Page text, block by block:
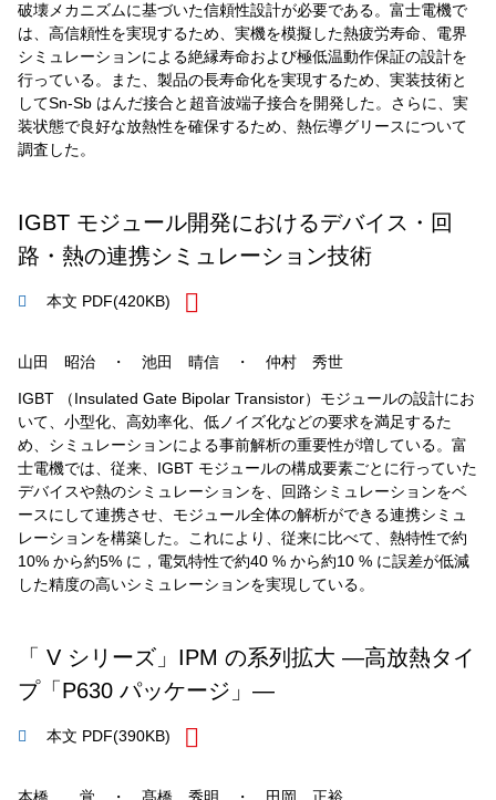
破壊メカニズムに基づいた信頼性設計が必要である。富士電機で
は、高信頼性を実現するため、実機を模擬した熱疲労寿命、電界
シミュレーションによる絶縁寿命および極低温動作保証の設計を
行っている。また、製品の長寿命化を実現するため、実装技術と
してSn-Sb はんだ接合と超音波端子接合を開発した。さらに、実
装状態で良好な放熱性を確保するため、熱伝導グリースについて
調査した。
IGBT モジュール開発におけるデバイス・回
路・熱の連携シミュレーション技術
本文 PDF(420KB)
山田 昭治 ・ 池田 晴信 ・ 仲村 秀世
IGBT （Insulated Gate Bipolar Transistor）モジュールの設計にお
いて、小型化、高効率化、低ノイズ化などの要求を満足するた
め、シミュレーションによる事前解析の重要性が増している。富
士電機では、従来、IGBT モジュールの構成要素ごとに行っていた
デバイスや熱のシミュレーションを、回路シミュレーションをベ
ースにして連携させ、モジュール全体の解析ができる連携シミュ
レーションを構築した。これにより、従来に比べて、熱特性で約
10% から約5% に，電気特性で約40 % から約10 % に誤差が低減
した精度の高いシミュレーションを実現している。
「 V シリーズ」IPM の系列拡大 ―高放熱タイ
プ「P630 パッケージ」―
本文 PDF(390KB)